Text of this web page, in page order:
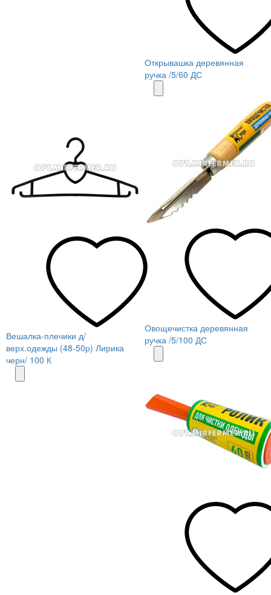
Открывашка деревянная
ручка /5/60 ДС
Вешалка-плечики д/
верх.одежды (48-50р) Лирика
черн/ 100 К
Овощечистка деревянная
ручка /5/100 ДС